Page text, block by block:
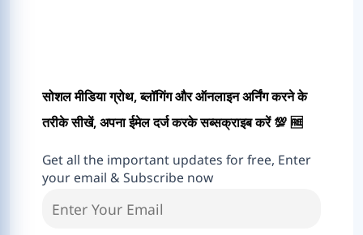
सोशल मीडिया ग्रोथ, ब्लॉगिंग और ऑनलाइन अर्निंग करने के
तरीके सीखें, अपना ईमेल दर्ज करके सब्सक्राइब करें 💯 🆓
Get all the important updates for free, Enter
your email & Subscribe now